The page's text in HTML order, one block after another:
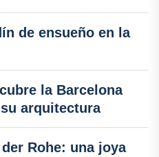
de ensueño en la
la Barcelona
arquitectura
Rohe: una joya